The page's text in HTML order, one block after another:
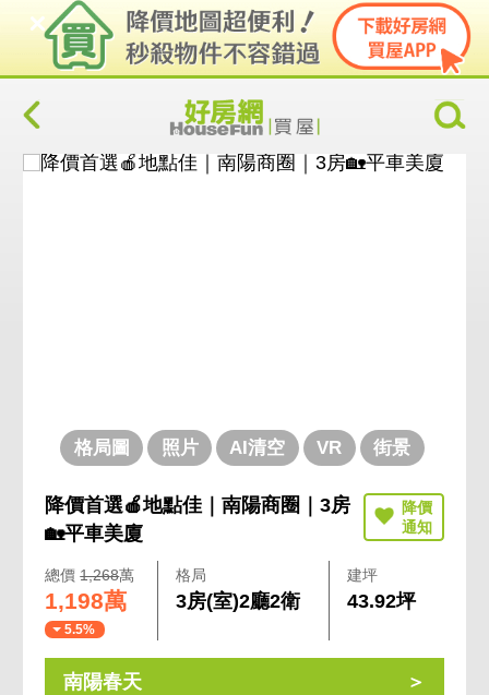
格局圖 照片 AI清空 VR 街景
降價首選🍎地點佳｜南陽商圈｜3房
🏡平車美廈
總價1,268萬
1,198萬
5.5%
格局
3房(室)2廳2衛
建坪
43.92坪
南陽春天